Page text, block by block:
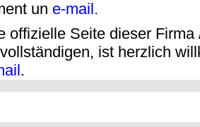
un e-mail.
offizielle Seite dieser
ist herzlich
.